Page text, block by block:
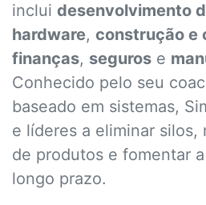
inclui desenvolvimento
hardware, construção e
finanças, seguros e
Conhecido pelo seu
baseado em sistemas,
e líderes a eliminar silos,
de produtos e fomentar
longo prazo.